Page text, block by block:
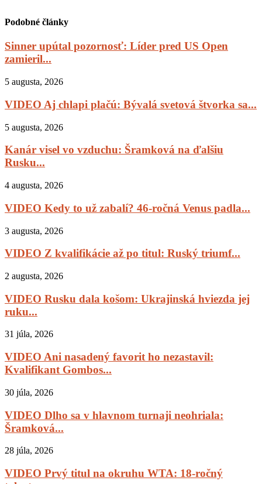
Podobné články
Sinner upútal pozornosť: Líder pred US Open
zamieril...
5 augusta, 2026
VIDEO Aj chlapi plačú: Bývalá svetová štvorka sa...
5 augusta, 2026
Kanár visel vo vzduchu: Šramková na ďalšiu
Rusku...
4 augusta, 2026
VIDEO Kedy to už zabalí? 46-ročná Venus padla...
3 augusta, 2026
VIDEO Z kvalifikácie až po titul: Ruský triumf...
2 augusta, 2026
VIDEO Rusku dala košom: Ukrajinská hviezda jej
ruku...
31 júla, 2026
VIDEO Ani nasadený favorit ho nezastavil:
Kvalifikant Gombos...
30 júla, 2026
VIDEO Dlho sa v hlavnom turnaji neohriala:
Šramková...
28 júla, 2026
VIDEO Prvý titul na okruhu WTA: 18-ročný